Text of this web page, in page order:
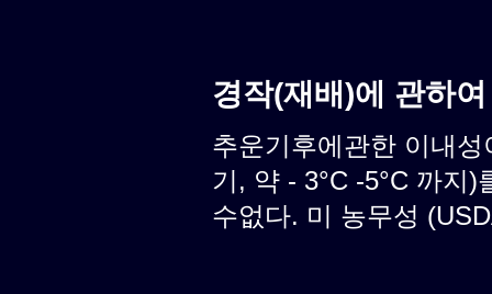
경작(재배)에 관하
추운기후에관한 이내
기, 약 - 3°C -5°C 까지
수없다. 미 농무성